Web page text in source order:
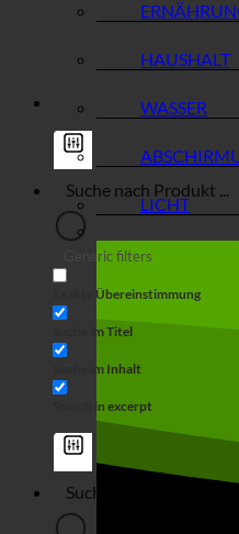
Generic filters
Exakte Übereinstimmung
Suche im Titel
Suche im Inhalt
Search in excerpt
HAUSHALT
WASSER
LICHT